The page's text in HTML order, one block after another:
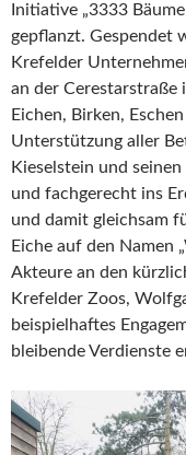
Initiative „3333
gepflanzt. Gespendet
Krefelder
an der
Eichen, Birken,
Unterstützung aller
Kieselstein und
und fachgerecht ins
und damit gleichsam
Eiche auf den Namen
Akteure an den
Krefelder Zoos,
beispielhaftes
bleibende Verdienste